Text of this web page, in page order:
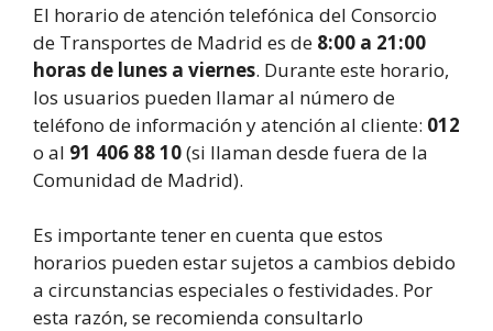
El horario de atención telefónica del Consorcio
de Transportes de Madrid es de 8:00 a 21:00
horas de lunes a viernes. Durante este horario,
los usuarios pueden llamar al número de
teléfono de información y atención al cliente: 012
o al 91 406 88 10(si llaman desde fuera de la
Comunidad de Madrid).
Es importante tener en cuenta que estos
horarios pueden estar sujetos a cambios debido
a circunstancias especiales o festividades. Por
esta razón, se recomienda consultarlo